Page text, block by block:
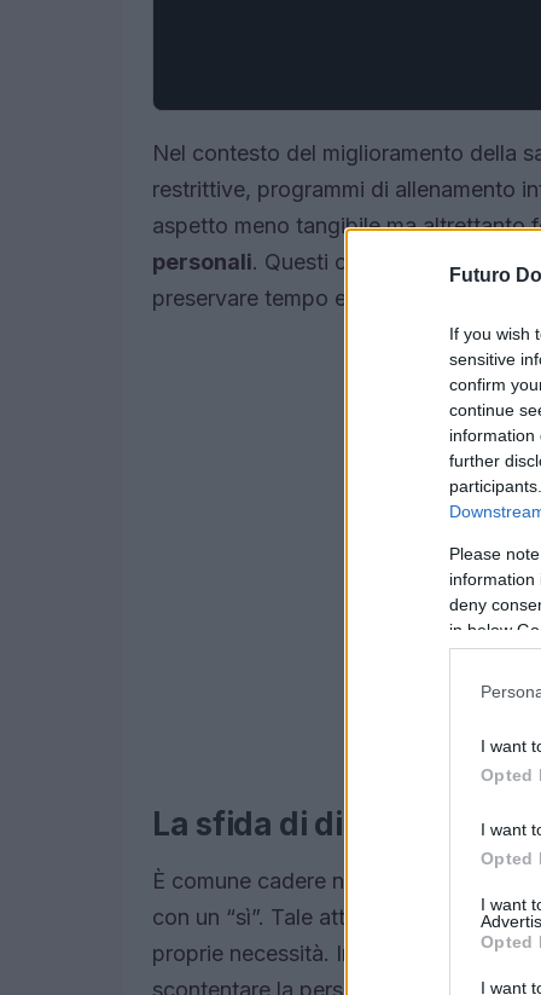
Futuro
If you wish
sensitive
confirm
continue
information
further
Please
information
deny
in below
I want
Opted
I want
Opted
I want
Opted
I want
Nel contesto del miglioramento della
restrittive, programmi di allenamento
aspetto meno tangibile ma altrettanto
personali. Questi confini influenzano
preservare tempo ed energie.
La sfida di dire di no
È comune cadere nella trappola di
con un “sì”. Tale atteggiamento può
proprie necessità. Impegnandosi